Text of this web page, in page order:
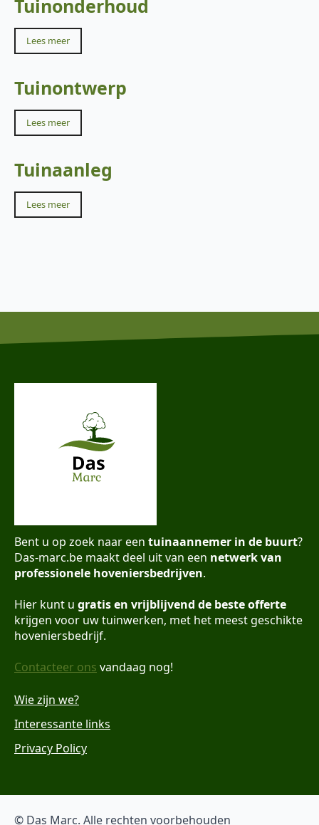
Tuinonderhoud
Lees meer
Tuinontwerp
Lees meer
Tuinaanleg
Lees meer
Bent u op zoek naar een tuinaannemer in de buurt?
Das-marc.be maakt deel uit van een netwerk van
professionele hoveniersbedrijven.
Hier kunt u gratis en vrijblijvend de beste offerte
krijgen voor uw tuinwerken, met het meest geschikte
hoveniersbedrijf.
Contacteer ons vandaag nog!
Wie zijn we?
Interessante links
Privacy Policy
© Das Marc. Alle rechten voorbehouden